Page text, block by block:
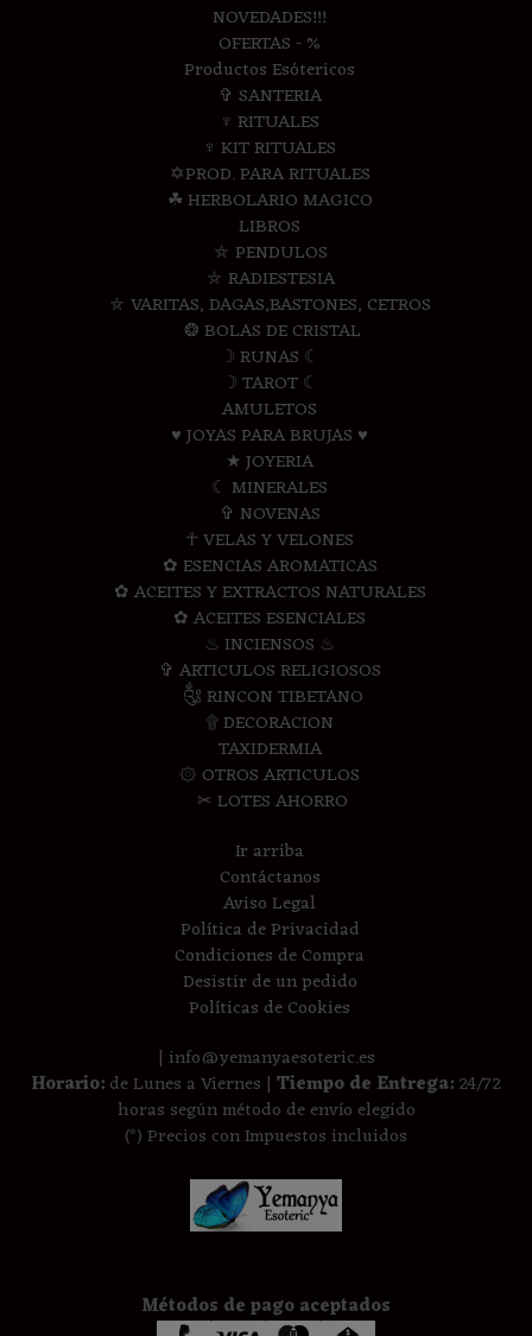
NOVEDADES!!!
OFERTAS - %
Productos Esótericos
✞ SANTERIA
♆ RITUALES
♆ KIT RITUALES
✡PROD. PARA RITUALES
☘ HERBOLARIO MAGICO
LIBROS
⛤ PENDULOS
⛤ RADIESTESIA
⛤ VARITAS, DAGAS,BASTONES, CETROS
❂ BOLAS DE CRISTAL
☽ RUNAS ☾
☽ TAROT ☾
AMULETOS
♥ JOYAS PARA BRUJAS ♥
★ JOYERIA
☾ MINERALES
✞ NOVENAS
☥ VELAS Y VELONES
✿ ESENCIAS AROMATICAS
✿ ACEITES Y EXTRACTOS NATURALES
✿ ACEITES ESENCIALES
♨ INCIENSOS ♨
✞ ARTICULOS RELIGIOSOS
༃ RINCON TIBETANO
۩ DECORACION
TAXIDERMIA
۞ OTROS ARTICULOS
✂ LOTES AHORRO
Ir arriba
Contáctanos
Aviso Legal
Política de Privacidad
Condiciones de Compra
Desistir de un pedido
Políticas de Cookies
| info@yemanyaesoteric.es
Horario:de Lunes a Viernes | Tiempo de Entrega:24/72
horas según método de envío elegido
(*) Precios con Impuestos incluidos
Métodos de pago aceptados